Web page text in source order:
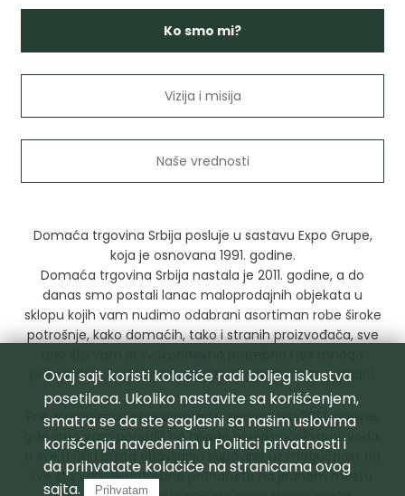
Ko smo mi?
Vizija i misija
Naše vrednosti
Domaća trgovina Srbija posluje u sastavu Expo Grupe,
koja je osnovana 1991. godine.
Domaća trgovina Srbija nastala je 2011. godine, a do
danas smo postali lanac maloprodajnih objekata u
sklopu kojih vam nudimo odabrani asortiman robe široke
potrošnje, kako domaćih, tako i stranih proizvođača, sve
proizvoda koje do sada niste znali gde možete pronaći.
Prvi Aroma market je otvoren u septembru 2012. godine,
gde smo vam ponudili na hiljade pojedinačnih proizvoda,
a sve u cilju brzog obavljanja kupovine uz mogućnost da
sve što vam je potrebno pronađete na jednom mestu.
Ovaj sajt koristi kolačiće radi boljeg iskustva
posetilaca. Ukoliko nastavite sa korišćenjem,
smatra se da ste saglasni sa našim uslovima
korišćenja navedenim u Politici privatnostii
da prihvatate kolačiće na stranicama ovog
sajta.
Prihvatam